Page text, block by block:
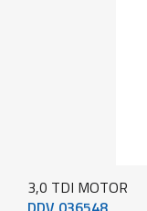
3,0 TDI MOTOR